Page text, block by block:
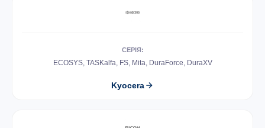
СЕРІЯ:
ECOSYS, TASKalfa, FS, Mita, DuraForce, DuraXV
Kyocera